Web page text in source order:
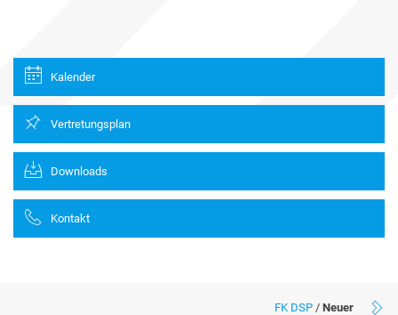
Kalender
Vertretungsplan
Downloads
Kontakt
FK DSP / Neuer